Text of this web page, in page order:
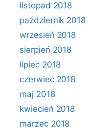
listopad 2018
październik 2018
wrzesień 2018
sierpień 2018
lipiec 2018
czerwiec 2018
maj 2018
kwiecień 2018
marzec 2018